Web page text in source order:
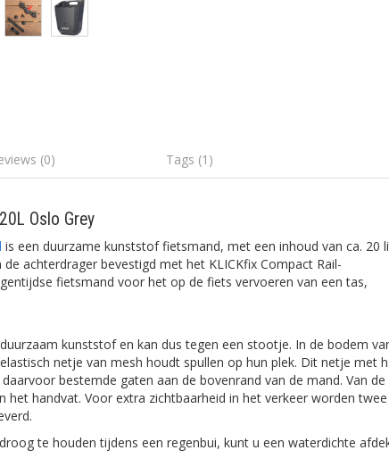
(0) Tags (1)
Oslo Grey
is een duurzame kunststof fietsmand, met een inhoud van ca. 20
achterdrager bevestigd met het KLICKfix Compact Rail-
fietsmand voor het op de fiets vervoeren van een tas,
kunststof en kan dus tegen een stootje. In de bodem
netje van mesh houdt spullen op hun plek. Dit netje met
bestemde gaten aan de bovenrand van de mand. Van de
het handvat. Voor extra zichtbaarheid in het verkeer worden twee
te houden tijdens een regenbui, kunt u een waterdichte